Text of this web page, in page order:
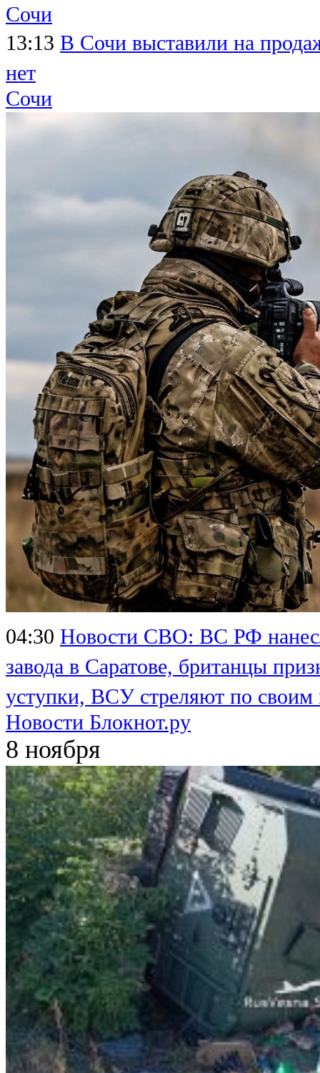
Сочи
13:13 В Сочи выставили на
нет
Сочи
04:30 Новости СВО: ВС РФ
завода в Саратове, британцы
уступки, ВСУ стреляют по
Новости Блокнот.ру
8 ноября